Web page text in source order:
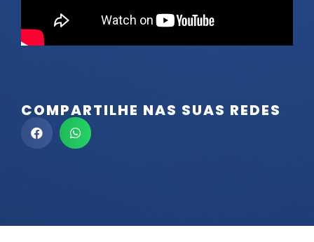
COMPARTILHE NAS SUAS REDES